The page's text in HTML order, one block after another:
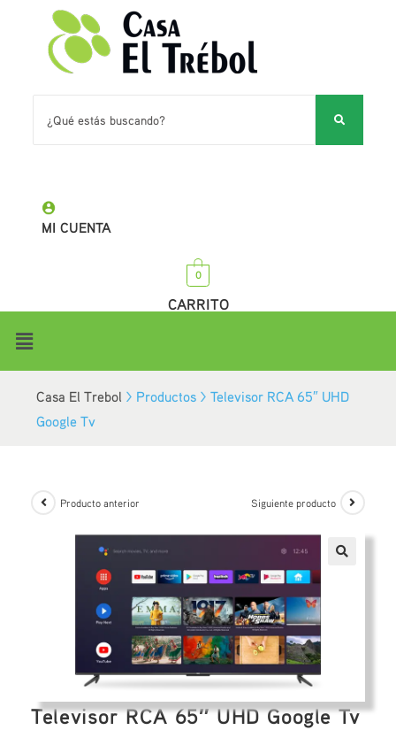
MI CUENTA
0
CARRITO
Casa El Trebol > Productos >Televisor RCA 65″ UHD
Google Tv
Producto anterior Siguiente producto
Televisor RCA 65″ UHD Google Tv